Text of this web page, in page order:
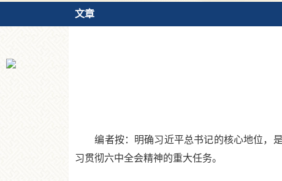
文章
编者按：明确习近平总书记的核心地位，是
习贯彻六中全会精神的重大任务。